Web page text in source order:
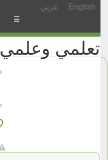
عربي English
☰
تعلمي وعلمي